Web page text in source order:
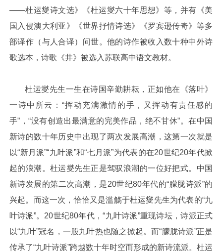
——杜运燮诗文选》《杜运燮六十年思想》等，并有《美
国入侵澳大利亚》《世界抒情诗选》《罗宾逊传奇》等多
部译作（与人合译）问世。他的诗作被收入数十种中外诗
歌选本，诗歌《井》被选入苏联高中语文教材。
杜运燮先生一生在诗国辛勤耕耘，正如他在《落叶》
一诗中所云：“挥动充满激情的手，又挥动有责任感的
手”，“没有创造出最满意的完美作品，绝不甘休”。在中国
新诗的数十年历史中出现了两次发展高潮，这第一次就是
以“新月派”“九叶派”和“七月派”为代表的在20世纪20年代掀
起的浪潮。杜运燮先生正是驾驭浪潮的一位好把式。中国
新诗发展的第二次高潮，是20世纪80年代的“朦胧诗派”的
兴起。而这一次，恰恰又是滥觞于杜运燮先生为代表的“九
叶诗派”。20世纪80年代，“九叶诗派”重现诗坛，诗派正式
以“九叶”冠名，一股九叶热也随之掀起。而“朦胧诗派”正是
传承了“九叶诗派”跨越数十年时空而形成的新诗流派。杜运